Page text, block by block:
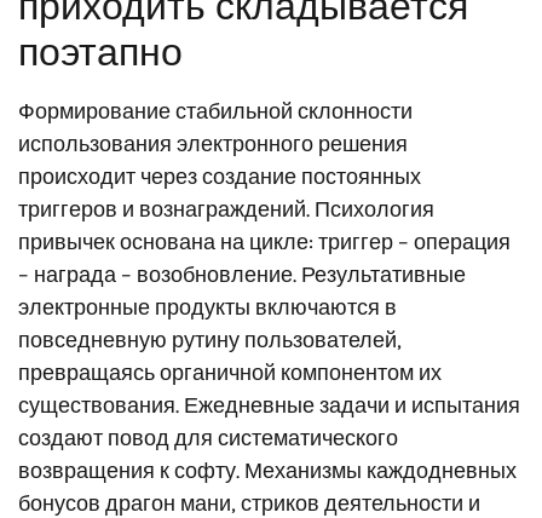
поэтапно
Формирование стабильной склонности
использования электронного решения
происходит через создание постоянных
триггеров и вознаграждений. Психология
привычек основана на цикле: триггер – операция
– награда – возобновление. Результативные
электронные продукты включаются в
повседневную рутину пользователей,
превращаясь органичной компонентом их
существования. Ежедневные задачи и испытания
создают повод для систематического
возвращения к софту. Механизмы каждодневных
бонусов драгон мани, стриков деятельности и